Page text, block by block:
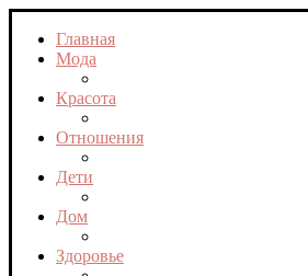
Главная
Мода
Красота
Отношения
Дети
Дом
Здоровье